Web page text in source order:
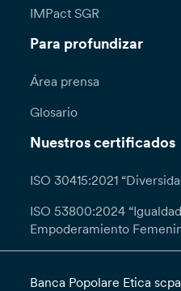
IMPact SGR
Para profundizar
Área prensa
Glosario
Nuestros certificados
ISO 30415:2021
ISO 53800:2024
Empoderamiento
Banca Popolare Etica scpa